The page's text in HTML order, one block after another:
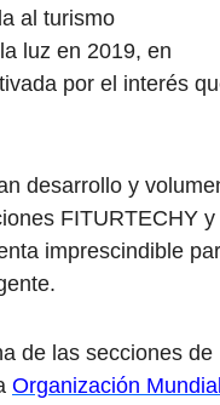
al turismo
luz en 2019, en
por el interés
desarrollo y
FITURTECHY y
imprescindible
de las secciones de
Organización